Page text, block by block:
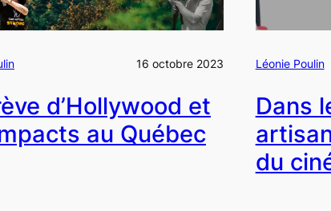
16 octobre 2023
d’Hollywood et
au Québec
Léonie Poulin
Dans
du